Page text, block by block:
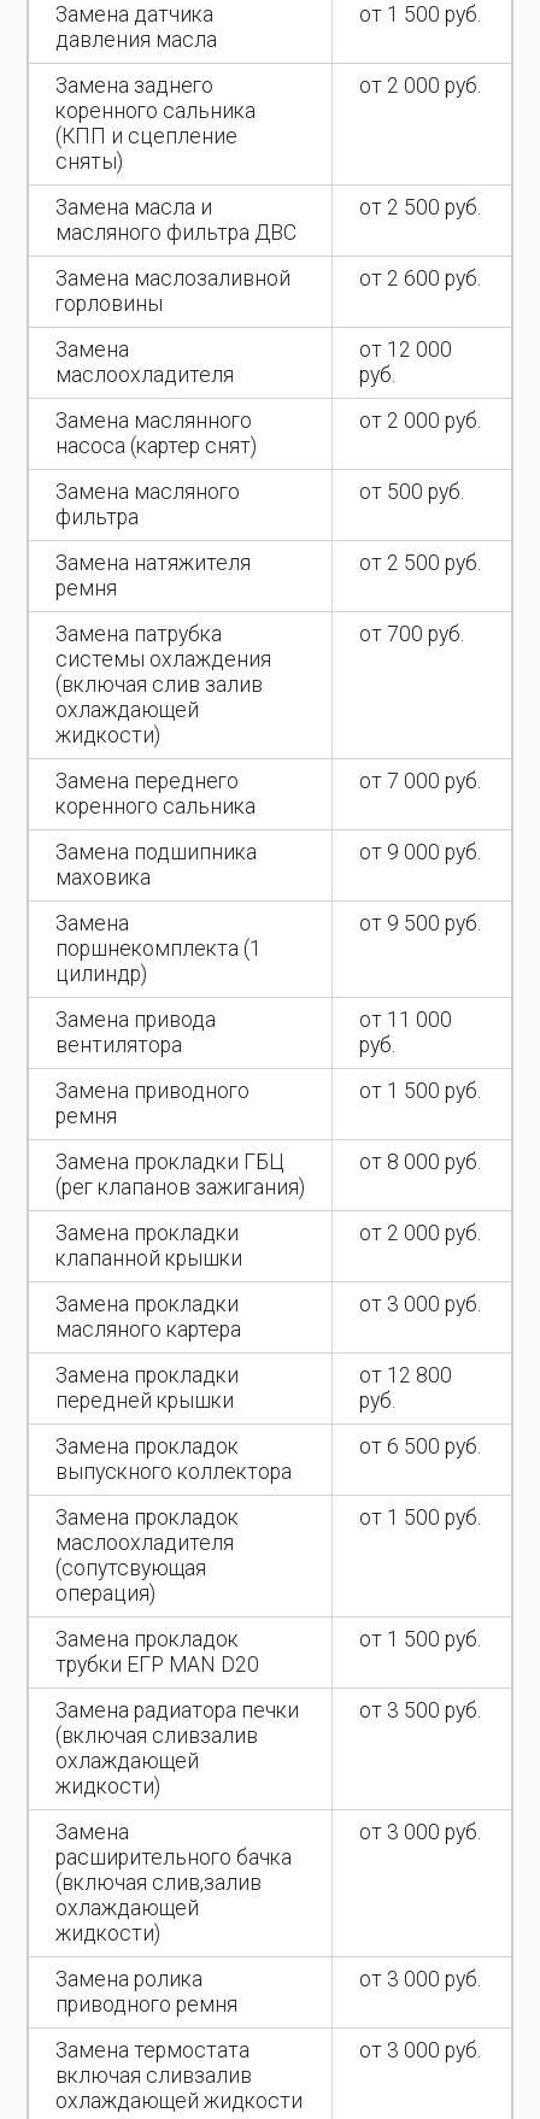
Замена датчика
давления масла
от 1 500 руб.
Замена заднего
коренного сальника
(КПП и сцепление
сняты)
от 2 000 руб.
Замена масла и
масляного фильтра ДВС
от 2 500 руб.
Замена маслозаливной
горловины
от 2 600 руб.
Замена
маслоохладителя
от 12 000
руб.
Замена маслянного
насоса (картер снят)
от 2 000 руб.
Замена масляного
фильтра
от 500 руб.
Замена натяжителя
ремня
от 2 500 руб.
Замена патрубка
системы охлаждения
(включая слив залив
охлаждающей
жидкости)
от 700 руб.
Замена переднего
коренного сальника
от 7 000 руб.
Замена подшипника
маховика
от 9 000 руб.
Замена
поршнекомплекта (1
цилиндр)
от 9 500 руб.
Замена привода
вентилятора
от 11 000
руб.
Замена приводного
ремня
от 1 500 руб.
Замена прокладки ГБЦ
(рег клапанов зажигания)
от 8 000 руб.
Замена прокладки
клапанной крышки
от 2 000 руб.
Замена прокладки
масляного картера
от 3 000 руб.
Замена прокладки
передней крышки
от 12 800
руб.
Замена прокладок
выпускного коллектора
от 6 500 руб.
Замена прокладок
маслоохладителя
(сопутсвующая
операция)
от 1 500 руб.
Замена прокладок
трубки ЕГР MAN D20
от 1 500 руб.
Замена радиатора печки
(включая сливзалив
охлаждающей
жидкости)
от 3 500 руб.
Замена
расширительного бачка
(включая слив,залив
охлаждающей
жидкости)
от 3 000 руб.
Замена ролика
приводного ремня
от 3 000 руб.
Замена термостата
включая сливзалив
охлаждающей жидкости
от 3 000 руб.